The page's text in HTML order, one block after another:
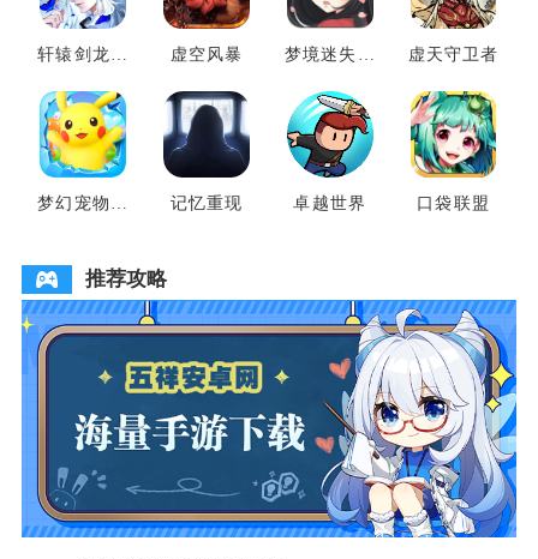
轩辕剑龙舞
虚空风暴
梦境迷失之
虚天守卫者
梦幻宠物联
记忆重现 卓越世界 口袋联盟
推荐攻略